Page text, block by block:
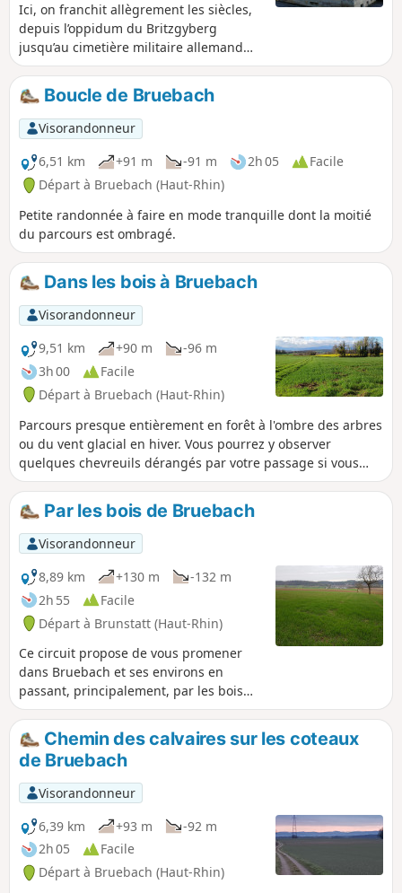
Ici, on franchit allègrement les siècles,
depuis l’oppidum du Britzgyberg
jusqu’au cimetière militaire allemand
d’Illfurth. Pourtant, en traversant le
vaste massif de l’Altenberg et le village
encore préservé de Luemschwiller, on
pourrait croire un instant avoir réussi à
suspendre le temps.
Boucle de Bruebach
Visorandonneur
6,51 km
+91 m -91 m 2h 05
Facile
Départ à Bruebach (Haut-Rhin)
Petite randonnée à faire en mode tranquille dont la moitié
du parcours est ombragé.
Dans les bois à Bruebach
Visorandonneur
9,51 km
+90 m
-96 m
3h 00
Facile
Départ à Bruebach (Haut-Rhin)
Parcours presque entièrement en forêt à l'ombre des arbres
ou du vent glacial en hiver. Vous pourrez y observer
quelques chevreuils dérangés par votre passage si vous
n'êtes pas trop bruyants. Parcours sans aucune difficulté
mais présence de nombreux arbres couchés à contourner.
Par les bois de Bruebach
Visorandonneur
8,89 km
+130 m
-132 m
2h 55
Facile
Départ à Brunstatt (Haut-Rhin)
Ce circuit propose de vous promener
dans Bruebach et ses environs en
passant, principalement, par les bois
alentours.
Chemin des calvaires sur les coteaux
de Bruebach
Visorandonneur
6,39 km
+93 m
-92 m
2h 05
Facile
Départ à Bruebach (Haut-Rhin)